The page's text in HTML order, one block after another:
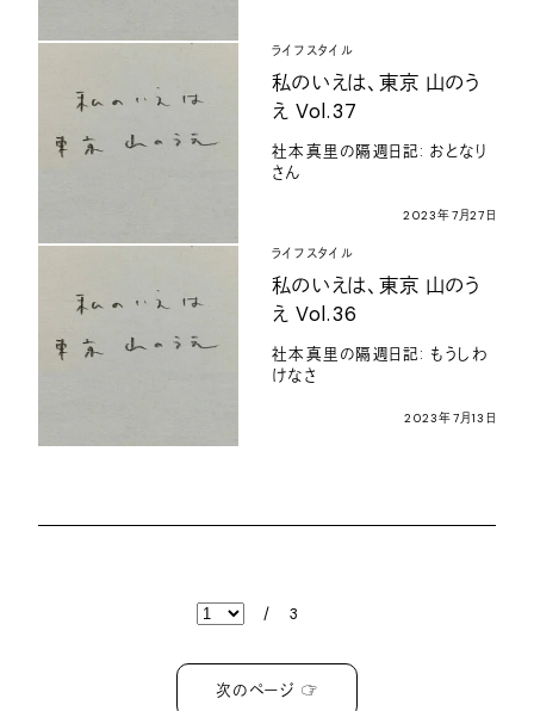
ライフスタイル
私のいえは、東京 山のう
え Vol.37
社本真里の隔週日記: おとなり
さん
2023年7月27日
ライフスタイル
私のいえは、東京 山のう
え Vol.36
社本真里の隔週日記: もうしわ
けなさ
2023年7月13日
/ 3
次のページ ☞